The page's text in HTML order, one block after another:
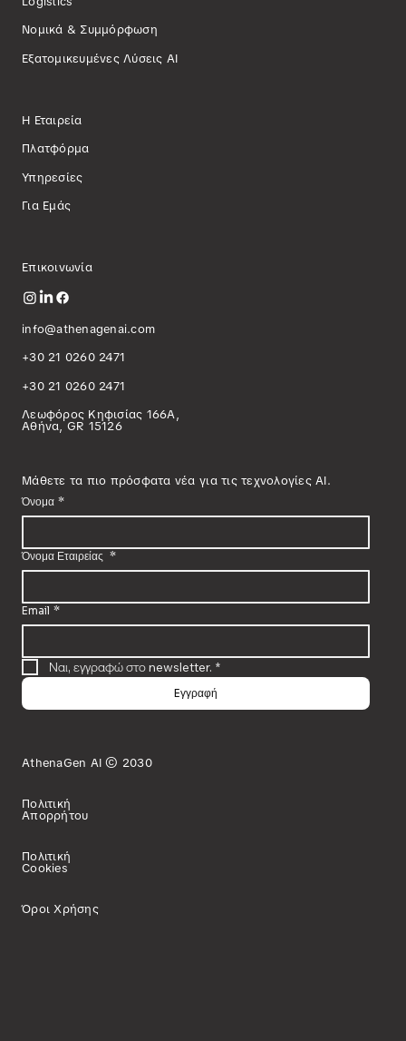
Μάθετε τα πιο πρόσφατα νέα για τις τεχνολογίες AI.
Όνομα *
Όνομα Εταιρείας *
Email *
Ναι, εγγραφώ στο newsletter. *
Eγγραφή
Νομικά & Συμμόρφωση
Εξατομικευμένες Λύσεις AI
Η Εταιρεία
Πλατφόρμα
Υπηρεσίες
Για Εμάς
Επικοινωνία
info@athenagenai.com
+30 21 0260 2471
+30 21 0260 2471
Λεωφόρος Κηφισίας 166Α,
Αθήνα, GR 15126
AthenaGen AI © 2030
Πολιτική
Απορρήτου
Πολιτική
Cookies
Όροι Χρήσης